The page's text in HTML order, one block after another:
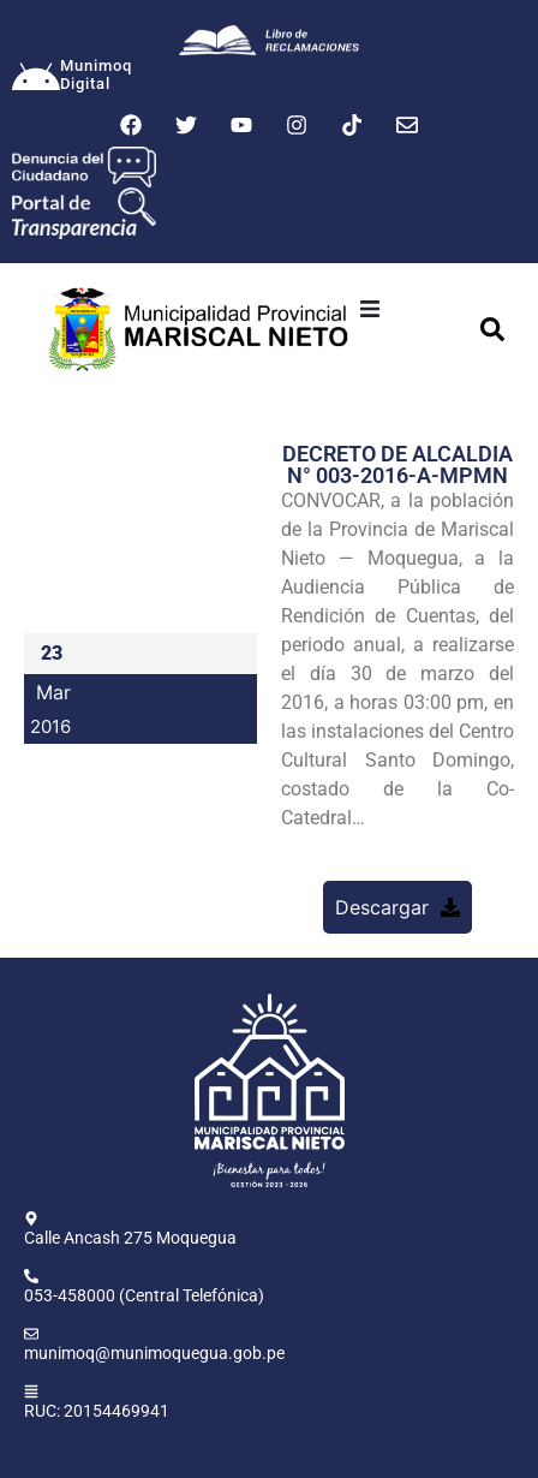
Munimoq
Digital
Transparencia
Seguridad
Programas
Intranet
23
Mar
2016
DECRETO DE ALCALDIA
N° 003-2016-A-MPMN
CONVOCAR, a la población
de la Provincia de Mariscal
Nieto — Moquegua, a la
Audiencia Pública de
Rendición de Cuentas, del
periodo anual, a realizarse
el día 30 de marzo del
2016, a horas 03:00 pm, en
las instalaciones del Centro
Cultural Santo Domingo,
costado de la Co-
Catedral…
Descargar
Calle Ancash 275 Moquegua
053-458000 (Central Telefónica)
munimoq@munimoquegua.gob.pe
RUC: 20154469941